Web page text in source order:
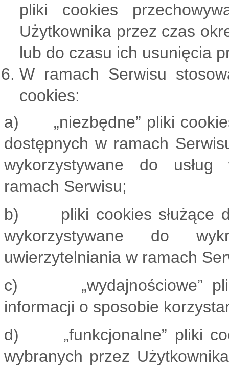
pliki cookies
Użytkownika przez czas
lub do czasu ich usunięcia
W ramach Serwisu
cookies:
a) „niezbędne” pliki
dostępnych w ramach
wykorzystywane do usług
ramach Serwisu;
b) pliki cookies służące
wykorzystywane do
uwierzytelniania w ramach
c) „wydajnościowe” pliki
informacji o sposobie
d) „funkcjonalne” pliki
wybranych przez